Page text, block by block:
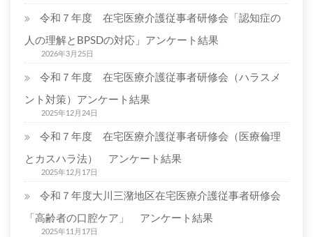
域
で
の
養
情
報
共
有
と
ア
ザ
レ
ア
ネ
り
令和７年度 在宅医療介護従事者研修会「認知症の
人の理解とBPSDの対応」アンケート結果
2026年3月25日
令和７年度 在宅医療介護従事者研修会（ハラスメ
ント対策）アンケート結果
2025年12月24日
令和７年度 在宅医療介護従事者研修会（医療倫理
とカスハラ法） アンケート結果
2025年12月17日
令和７年度大川三潴地区在宅医療介護従事者研修会
「高齢者の口腔ケア」 アンケート結果
2025年11月17日